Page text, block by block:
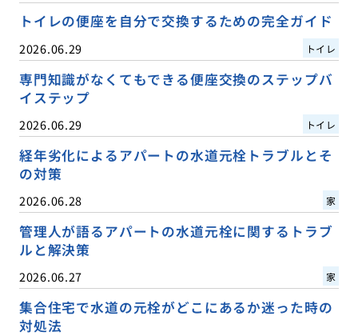
トイレの便座を自分で交換するための完全ガイド
2026.06.29 トイレ
専門知識がなくてもできる便座交換のステップバ
イステップ
2026.06.29 トイレ
経年劣化によるアパートの水道元栓トラブルとそ
の対策
2026.06.28 家
管理人が語るアパートの水道元栓に関するトラブ
ルと解決策
2026.06.27 家
集合住宅で水道の元栓がどこにあるか迷った時の
対処法